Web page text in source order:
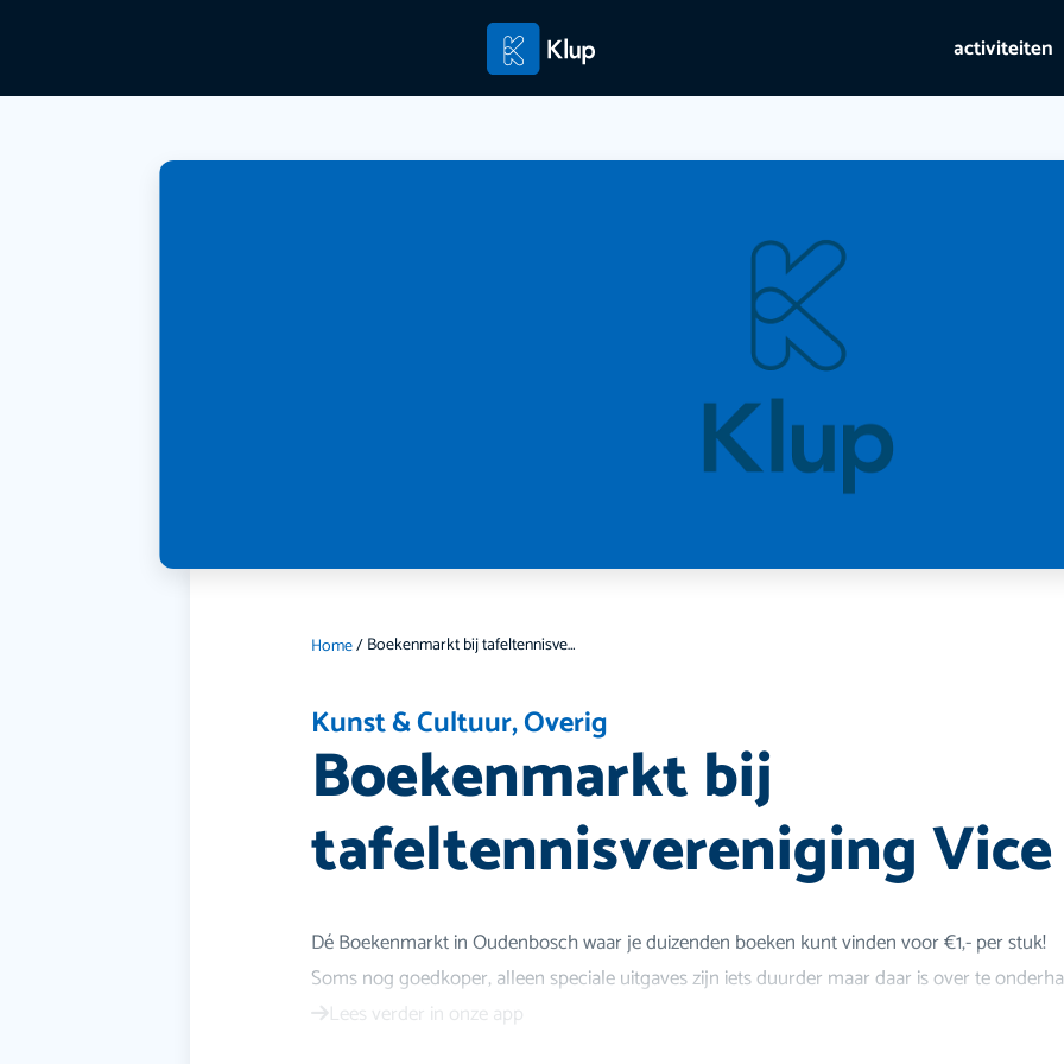
activiteiten
Home/ Boekenmarkt bij tafeltennisvereniging Vice Versa
Kunst & Cultuur,Overig
Boekenmarkt bij
tafeltennisvereniging Vice
Dé Boekenmarkt in Oudenbosch waar je duizenden boeken kunt vinden voor €1,- per stuk!
Soms nog goedkoper, alleen speciale uitgaves zijn iets duurder maar daar is over te
Lees verder in onze app